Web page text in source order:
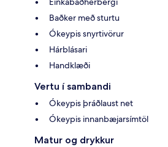
Baðker með sturtu
Ókeypis snyrtivörur
Hárblásari
Handklæði
Vertu í sambandi
Ókeypis þráðlaust net
Ókeypis innanbæjarsímtöl
Matur og drykkur